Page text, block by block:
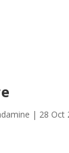
| 28 Oct